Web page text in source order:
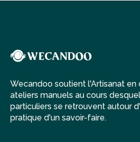
Wecandoo soutient l'Artisanat en
ateliers manuels au cours
particuliers se retrouvent autour
pratique d'un savoir-faire.